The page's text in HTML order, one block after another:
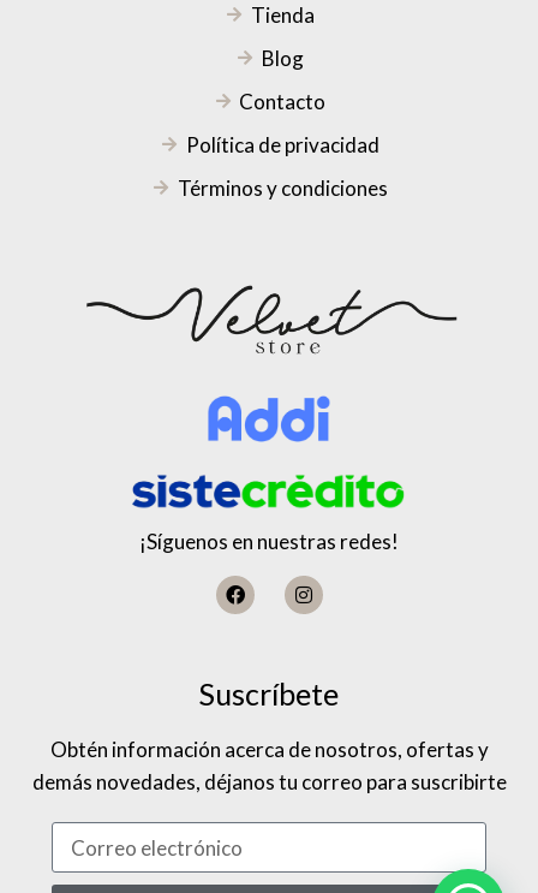
Tienda
Blog
Contacto
Política de privacidad
Términos y condiciones
¡Síguenos en nuestras redes!
Suscríbete
Obtén información acerca de nosotros, ofertas y
demás novedades, déjanos tu correo para suscribirte